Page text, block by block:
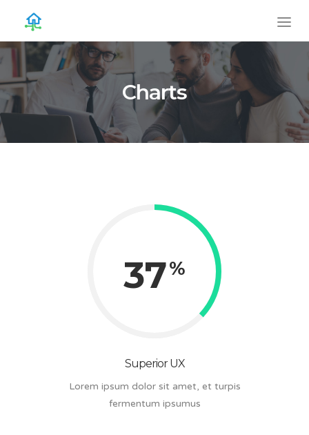
Charts
37
Superior UX
Lorem ipsum dolor sit amet, et turpis
fermentum ipsumus